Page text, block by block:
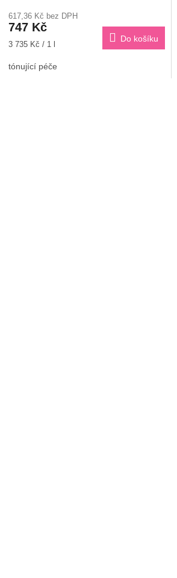
617,36 Kč bez DPH
747 Kč
Měrná
3 735 Kč / 1 l
Do košíku
tónující péče